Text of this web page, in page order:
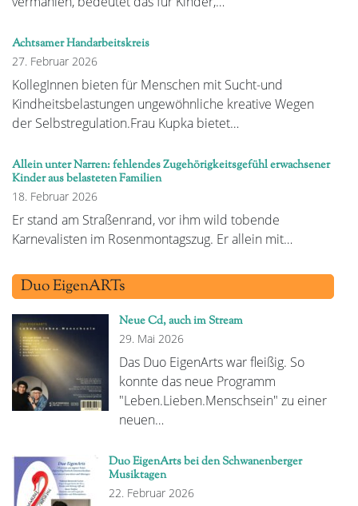
Achtsamer Handarbeitskreis
27. Februar 2026
KollegInnen bieten für Menschen mit Sucht-und
Kindheitsbelastungen ungewöhnliche kreative Wegen
der Selbstregulation.Frau Kupka bietet…
Allein unter Narren: fehlendes Zugehörigkeitsgefühl erwachsener
Kinder aus belasteten Familien
18. Februar 2026
Er stand am Straßenrand, vor ihm wild tobende
Karnevalisten im Rosenmontagszug. Er allein mit…
Duo EigenARTs
Neue Cd, auch im Stream
29. Mai 2026
Das Duo EigenArts war fleißig. So
konnte das neue Programm
"Leben.Lieben.Menschsein" zu einer
neuen…
Duo EigenArts bei den Schwanenberger
Musiktagen
22. Februar 2026